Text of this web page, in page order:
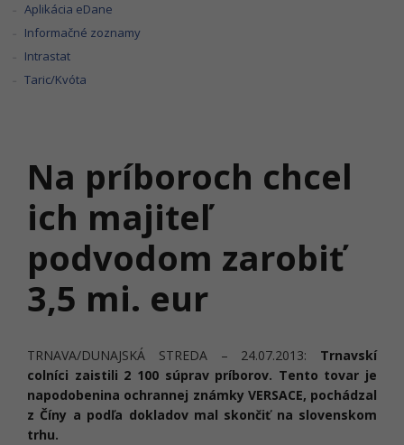
Aplikácia eDane
Informačné zoznamy
Intrastat
Taric/Kvóta
Na príboroch chcel
ich majiteľ
podvodom zarobiť
3,5 mi. eur
TRNAVA/DUNAJSKÁ STREDA – 24.07.2013: Trnavskí
colníci zaistili 2 100 súprav príborov. Tento tovar je
napodobenina ochrannej známky VERSACE, pochádzal
z Číny a podľa dokladov mal skončiť na slovenskom
trhu.